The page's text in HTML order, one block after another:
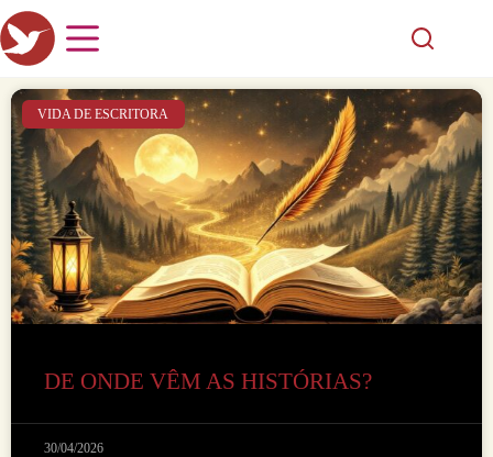
VIDA DE ESCRITORA
DE ONDE VÊM AS HISTÓRIAS?
30/04/2026